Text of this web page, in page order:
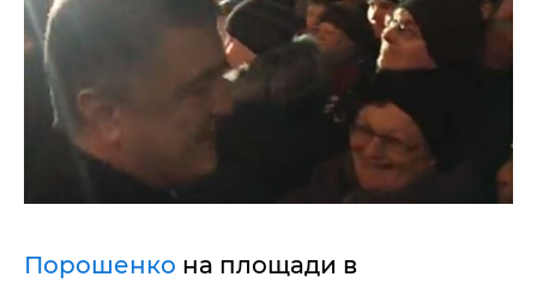
Порошенко на площади в